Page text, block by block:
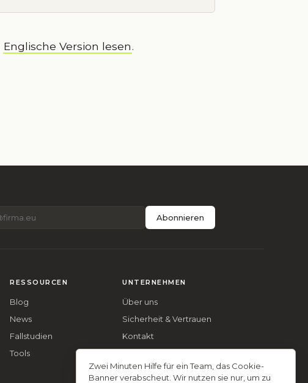
Englische Version lesen.
Abonnieren
RESSOURCEN
Blog
News
Fallstudien
Tools
UNTERNEHMEN
Über uns
Sicherheit & Vertrauen
Kontakt
Zwei Minuten Hilfe für ein Team, das Cookie-
Banner verabscheut. Wir nutzen sie nur, um zu